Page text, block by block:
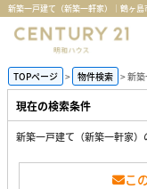
TOPページ 物件検索 新
現在の検索条件
新築一戸建て（新築一軒家）
こ